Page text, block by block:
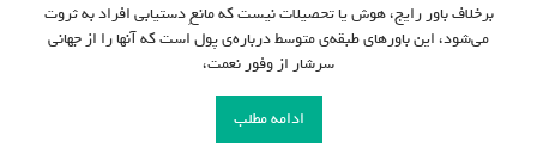
برخلاف باور رایج، هوش یا تحصیلات نیست که مانعِ دستیابی افراد به ثروت
می‌شود، این باورهای طبقه‌ی متوسط درباره‌ی پول است که آنها را از جهانی
سرشار از وفور نعمت،
ادامه مطلب